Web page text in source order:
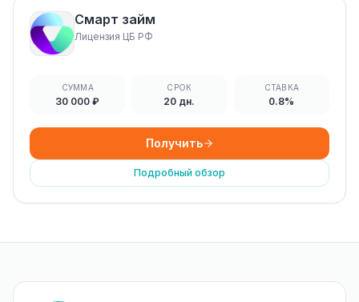
Смарт займ
Лицензия ЦБ РФ
СУММА
30 000 ₽
СРОК
20 дн.
СТАВКА
0.8%
Получить
Подробный обзор